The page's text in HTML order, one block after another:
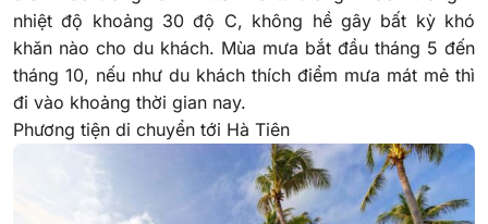
nhiệt độ khoảng 30 độ C, không hề gây bất kỳ khó
khăn nào cho du khách. Mùa mưa bắt đầu tháng 5 đến
tháng 10, nếu như du khách thích điểm mưa mát mẻ thì
đi vào khoảng thời gian nay.
Phương tiện di chuyển tới Hà Tiên